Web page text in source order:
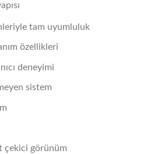
tam uyumluluk
özellikleri
deneyimi
sistem
çekici görünüm